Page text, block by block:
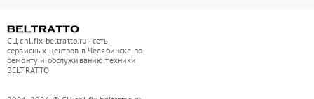
СЦ chl.fix-beltratto.ru - сеть
сервисных центров в Челябинске по
ремонту и обслуживанию техники
BELTRATTO